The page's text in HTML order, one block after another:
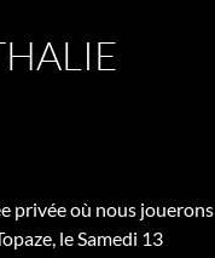
privée où nous jouerons
le Samedi 13